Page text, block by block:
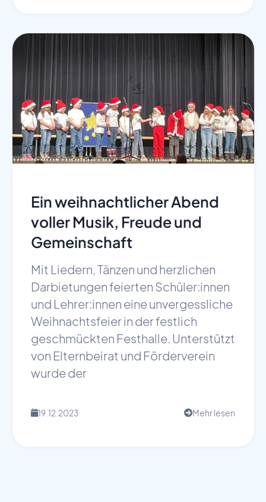
Ein weihnachtlicher Abend
voller Musik, Freude und
Gemeinschaft
Mit Liedern, Tänzen und herzlichen
Darbietungen feierten Schüler:innen
und Lehrer:innen eine unvergessliche
Weihnachtsfeier in der festlich
geschmückten Festhalle. Unterstützt
von Elternbeirat und Förderverein
wurde der
📅19.12.2023 Mehr lesen